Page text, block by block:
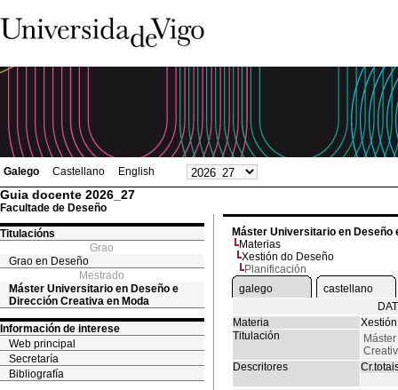
Galego Castellano English
Guia docente 2026_27
Facultade de Deseño
Titulacións
Grao
Grao en Deseño
Mestrado
Máster Universitario en Deseño e
Dirección Creativa en Moda
Información de interese
Web principal
Secretaría
Bibliografía
Máster Universitario en Deseño
Materias
Xestión do Deseño
Planificación
galego
castellano
Materia
Titulación
Descritores